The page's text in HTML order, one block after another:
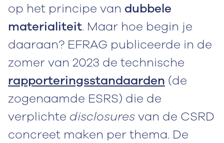
op het principe van dubbele
materialiteit. Maar hoe begin je
daaraan? EFRAG publiceerde in de
zomer van 2023 de technische
rapporteringsstandaarden (de
zogenaamde ESRS) die de
verplichte disclosuresvan de CSRD
concreet maken per thema. De